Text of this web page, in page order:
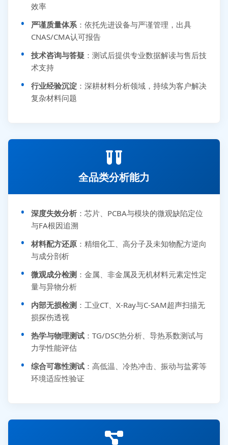
效率
严谨质量体系 ：依托先进设备与严谨管理，出具
CNAS/CMA认可报告
技术咨询与答疑 ：测试后提供专业数据解读与售后技
术支持
行业经验沉淀 ：深耕材料分析领域，持续为客户解决
复杂材料问题
全品类分析能力
深度失效分析 ：芯片、PCBA与模块的微观缺陷定位
与FA根因追溯
材料配方还原 ：精细化工、高分子及未知物配方逆向
与成分剖析
微观成分检测 ：金属、非金属及无机材料元素定性定
量与异物分析
内部无损检测 ：工业CT、X-Ray与C-SAM超声扫描无
损探伤透视
热学与物理测试 ：TG/DSC热分析、导热系数测试与
力学性能评估
综合可靠性测试 ：高低温、冷热冲击、振动与盐雾等
环境适应性验证